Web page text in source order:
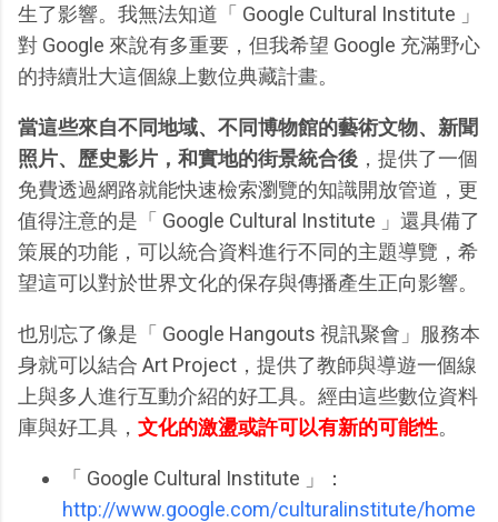
生了影響。我無法知道「 Google Cultural Institute 」
對 Google 來說有多重要，但我希望 Google 充滿野心
的持續壯大這個線上數位典藏計畫。
當這些來自不同地域、不同博物館的藝術文物、新聞
照片、歷史影片，和實地的街景統合後 ，提供了一個
免費透過網路就能快速檢索瀏覽的知識開放管道，更
值得注意的是「 Google Cultural Institute 」還具備了
策展的功能，可以統合資料進行不同的主題導覽，希
望這可以對於世界文化的保存與傳播產生正向影響。
也別忘了像是「 Google Hangouts 視訊聚會」服務本
身就可以結合 Art Project，提供了教師與導遊一個線
上與多人進行互動介紹的好工具。經由這些數位資料
庫與好工具， 文化的激盪或許可以有新的可能性。
「 Google Cultural Institute 」：
http://www.google.com/culturalinstitute/home